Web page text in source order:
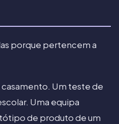
porque pertencem a
Um teste de
Uma equipa
de produto de um